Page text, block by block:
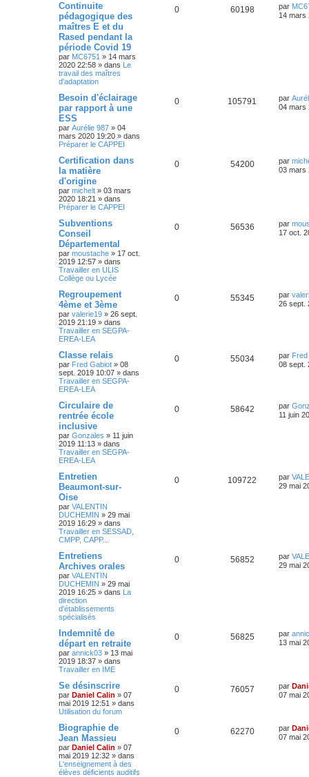
Continuite
pédagogique des
maîtres E et du
Rased pendant la
période Covid 19
par MC6751 » 14 mars
2020 22:58 » dans Le
travail des maîtres
d'adaptation
0 60198 par
14 mars
Besoin d'éclairage
par rapport à une
ESS
par Aurélie 987 » 04
mars 2020 19:20 » dans
Préparer le CAPPEI
0 105791 par
04 mars
Certification dans
la matière
d'origine
par michelt » 03 mars
2020 18:21 » dans
Préparer le CAPPEI
0 54200 par
03 mars
Subventions
Conseil
Départemental
par moustache » 17 oct.
2019 12:57 » dans
Travailler en ULIS
Collège ou Lycée
0 56536 par
17 oct.
Regroupement
4ème et 3ème
par valerie19 » 26 sept.
2019 21:19 » dans
Travailler en SEGPA-
EREA-LEA
0 55345 par
26 sept.
Classe relais
par Fred Gabiot » 08
sept. 2019 10:07 » dans
Travailler en SEGPA-
EREA-LEA
0 55034 par
08 sept.
Circulaire de
rentrée école
inclusive
par Gonzales » 11 juin
2019 11:13 » dans
Travailler en SEGPA-
EREA-LEA
0 58642 par
11 juin
Entretien
Beaumont-sur-
Oise
par VALENTIN
DUCHEMIN » 29 mai
2019 16:29 » dans
Travailler en SESSAD,
CMPP, CAPP...
0 109722 par
29 mai
Entretiens
Archives orales
par VALENTIN
DUCHEMIN » 29 mai
2019 16:25 » dans La
direction
d'établissements
spécialisés
0 56852 par
29 mai
Indemnité de
départ en retraite
par annick03 » 13 mai
2019 18:37 » dans
Travailler en IME
0 56825 par
13 mai
Se désinscrire
par Daniel Calin » 07
mai 2019 12:51 » dans
Utilisation du forum
0 76057 par
07 mai
Biographie de
Jean Massieu
par Daniel Calin » 07
mai 2019 12:32 » dans
L'enseignement à des
élèves déficients auditifs
0 62270 par
07 mai